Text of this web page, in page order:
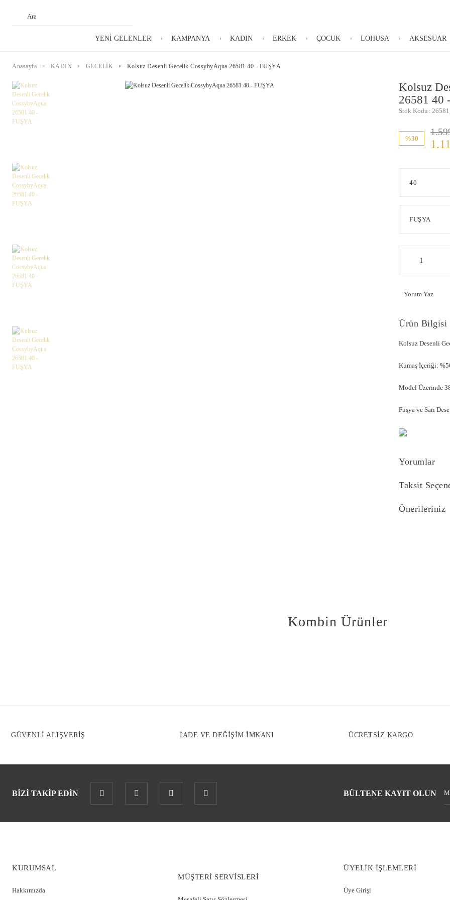
YENİ GELENLER KAMPANYA KADIN ERKEK ÇOCUK LOHUSA AKSESUAR
Anasayfa KADIN GECELİK Kolsuz Desenli Gecelik CossybyAqua 26581 40 - FUŞYA
Kolsuz
26581 40
Stok Kodu
%30
Yorum Yaz
Ürün Bilgisi
Kolsuz Desenli
Kumaş İçeriği:
Model Üzerinde
Fuşya ve Sarı
Yorumlar
Taksit
Önerileriniz
Kombin Ürünler
GÜVENLİ ALIŞVERİŞ İADE VE DEĞİŞİM İMKANI ÜCRETSİZ KARGO
BİZİ TAKİP EDİN BÜLTENE KAYIT OLUN
KURUMSAL
Hakkımızda
MÜŞTERİ SERVİSLERİ
ÜYELİK İŞLEMLERİ
Üye Girişi